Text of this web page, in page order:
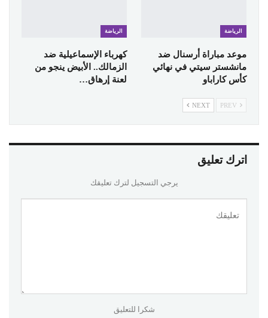
الرياضة
موعد مباراة أرسنال ضد
مانشستر سيتي في نهائي
كأس كاراباو
الرياضة
كهرباء الإسماعيلية ضد
الزمالك.. الأبيض ينجو من
لعنة إرهاق…
NEXT
اترك تعليق
يرجي التسجيل لترك تعليقك
شكرا للتعليق